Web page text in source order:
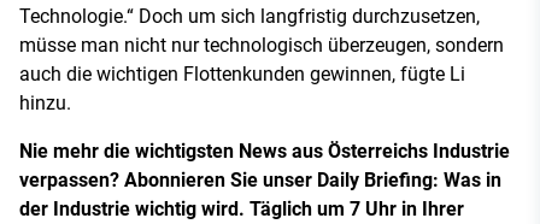
Technologie.“ Doch um sich langfristig durchzusetzen,
müsse man nicht nur technologisch überzeugen, sondern
auch die wichtigen Flottenkunden gewinnen, fügte Li
hinzu.
Nie mehr die wichtigsten News aus Österreichs Industrie
verpassen? Abonnieren Sie unser Daily Briefing: Was in
der Industrie wichtig wird. Täglich um 7 Uhr in Ihrer